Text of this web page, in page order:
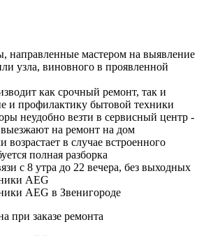
направленные мастером на выявление
узла, виновного в проявленной
как срочный ремонт, так и
и профилактику бытовой техники
неудобно везти в сервисный центр -
на ремонт на дом
в случае встроенного
полная разборка
с 8 утра до 22 вечера, без выходных
при заказе ремонта